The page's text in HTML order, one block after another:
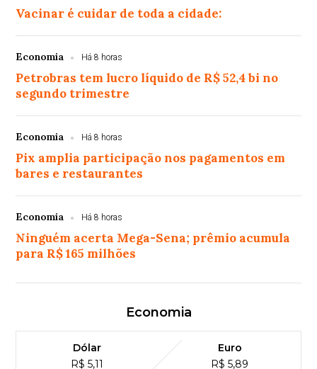
Vacinar é cuidar de toda a cidade:
Economia Há 8 horas
Petrobras tem lucro líquido de R$ 52,4 bi no
segundo trimestre
Economia Há 8 horas
Pix amplia participação nos pagamentos em
bares e restaurantes
Economia Há 8 horas
Ninguém acerta Mega-Sena; prêmio acumula
para R$ 165 milhões
Economia
Dólar
R$ 5,11
Euro
R$ 5,89